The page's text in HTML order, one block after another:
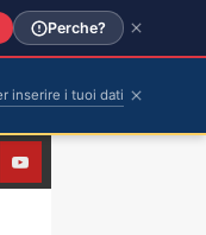
Yountube
Perche?
inserire i tuoi dati